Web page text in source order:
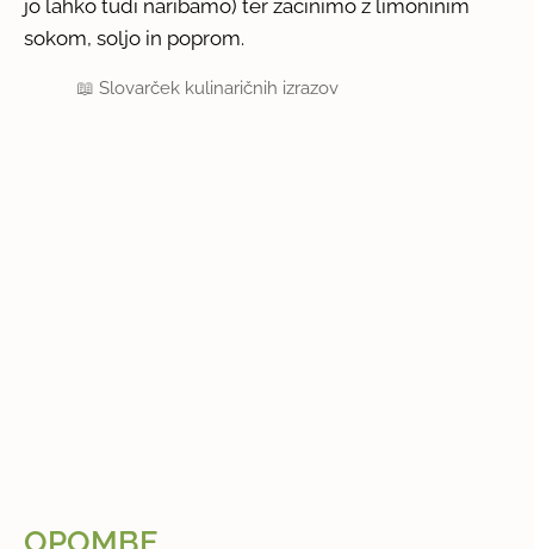
jo lahko tudi naribamo) ter začinimo z limoninim
sokom, soljo in poprom.
📖Slovarček kulinaričnih izrazov
OPOMBE